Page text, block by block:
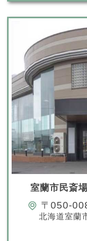
室蘭市民斎
〒050-
北海道室蘭